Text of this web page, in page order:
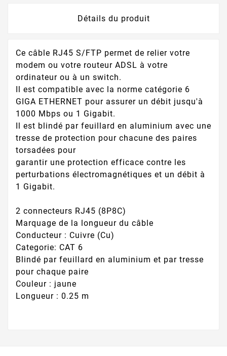
Détails du produit
Ce câble RJ45 S/FTP permet de relier votre
modem ou votre routeur ADSL à votre
ordinateur ou à un switch.
Il est compatible avec la norme catégorie 6
GIGA ETHERNET pour assurer un débit jusqu'à
1000 Mbps ou 1 Gigabit.
Il est blindé par feuillard en aluminium avec une
tresse de protection pour chacune des paires
torsadées pour
garantir une protection efficace contre les
perturbations électromagnétiques et un débit à
1 Gigabit.
2 connecteurs RJ45 (8P8C)
Marquage de la longueur du câble
Conducteur : Cuivre (Cu)
Categorie: CAT 6
Blindé par feuillard en aluminium et par tresse
pour chaque paire
Couleur : jaune
Longueur : 0.25 m